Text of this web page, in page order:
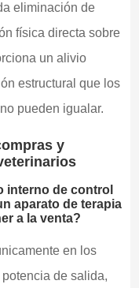
eliminación de
física directa sobre
un alivio
estructural que los
pueden igualar.
y
interno de control
aparato de terapia
a la venta?
en los
de salida,